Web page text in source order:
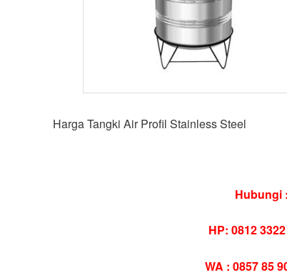
Harga Tangki Air Profil Stainless Steel
Hubungi :
HP: 0812
WA : 0857 85